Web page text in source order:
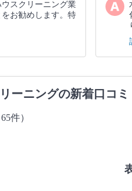
スクリーニング業
お勧めします。特
ーニングの新着口コミ
65件）